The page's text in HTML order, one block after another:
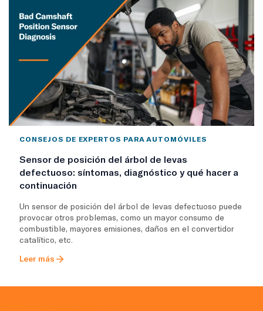
CONSEJOS DE EXPERTOS PARA AUTOMÓVILES
Sensor de posición del árbol de levas
defectuoso: síntomas, diagnóstico y qué hacer a
continuación
Un sensor de posición del árbol de levas defectuoso puede
provocar otros problemas, como un mayor consumo de
combustible, mayores emisiones, daños en el convertidor
catalítico, etc.
Leer más